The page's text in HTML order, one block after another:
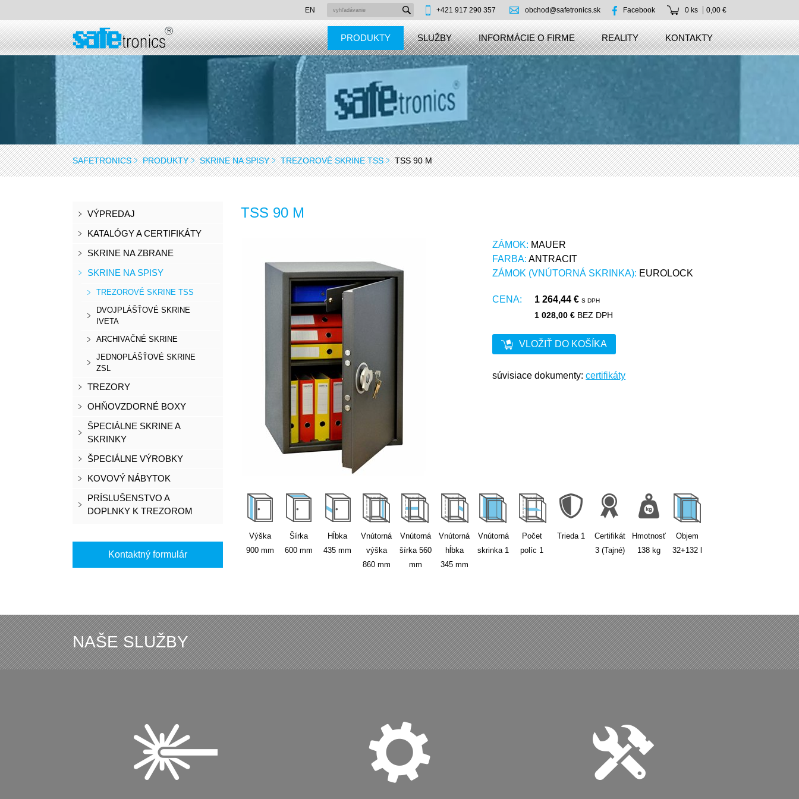
EN +421 917 290 357 obchod@safetronics.sk Facebook 0 ks 0,00 €
PRODUKTY SLUŽBY INFORMÁCIE O FIRME REALITY KONTAKTY
SAFETRONICS PRODUKTY SKRINE NA SPISY TREZOROVÉ SKRINE TSS TSS 90 M
TSS 90 M
ZÁMOK: MAUER
FARBA: ANTRACIT
ZÁMOK (VNÚTORNÁ SKRINKA): EUROLOCK
CENA: 1 264,44 € S DPH
1 028,00 € BEZ DPH
VLOŽIŤ DO KOŠÍKA
súvisiace dokumenty:certifikáty
Výška
900 mm
Šírka
600 mm
Hĺbka
435 mm
Vnútorná
výška
860 mm
Vnútorná
šírka 560
mm
Vnútorná
hĺbka
345 mm
Vnútorná
skrinka 1
Počet
políc 1
Trieda 1
Certifikát
3 (Tajné)
Hmotnosť
138 kg
Objem
32+132
VÝPREDAJ
KATALÓGY A CERTIFIKÁTY
SKRINE NA ZBRANE
SKRINE NA SPISY
TREZOROVÉ SKRINE TSS
DVOJPLÁŠŤOVÉ SKRINE
IVETA
ARCHIVAČNÉ SKRINE
JEDNOPLÁŠŤOVÉ SKRINE
ZSL
TREZORY
OHŇOVZDORNÉ BOXY
ŠPECIÁLNE SKRINE A
SKRINKY
ŠPECIÁLNE VÝROBKY
KOVOVÝ NÁBYTOK
PRÍSLUŠENSTVO A
DOPLNKY K TREZOROM
Kontaktný formulár
NAŠE SLUŽBY